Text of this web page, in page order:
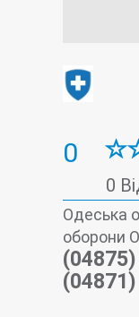
0
0
Одеська
оборони